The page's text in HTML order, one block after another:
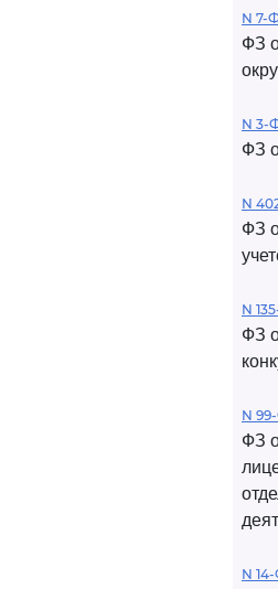
N 7-
ФЗ
N 3-
ФЗ
N
ФЗ
N
ФЗ
N
ФЗ
N